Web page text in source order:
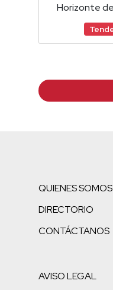
Horizonte
QUIENES SOMOS
DIRECTORIO
CONTÁCTANOS
AVISO LEGAL